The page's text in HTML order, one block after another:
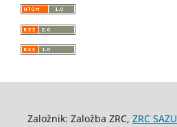
Založnik: Založba ZRC, ZRC SAZU